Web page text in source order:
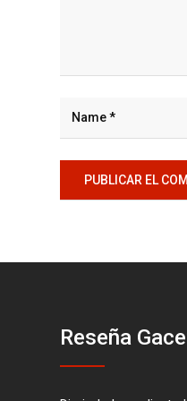
Reseña